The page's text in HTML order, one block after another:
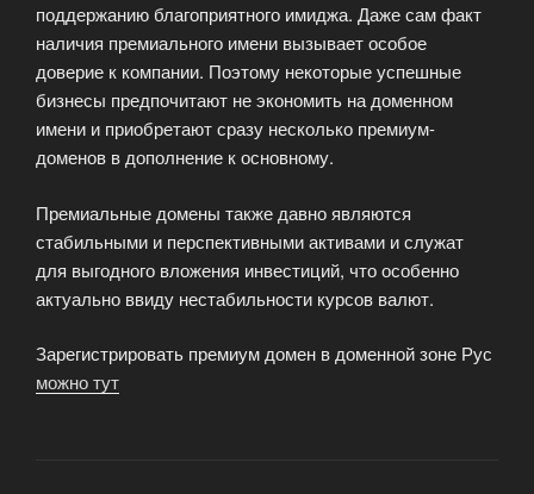
поддержанию благоприятного имиджа. Даже сам факт
наличия премиального имени вызывает особое
доверие к компании. Поэтому некоторые успешные
бизнесы предпочитают не экономить на доменном
имени и приобретают сразу несколько премиум-
доменов в дополнение к основному.
Премиальные домены также давно являются
стабильными и перспективными активами и служат
для выгодного вложения инвестиций, что особенно
актуально ввиду нестабильности курсов валют.
Зарегистрировать премиум домен в доменной зоне Рус
можно тут